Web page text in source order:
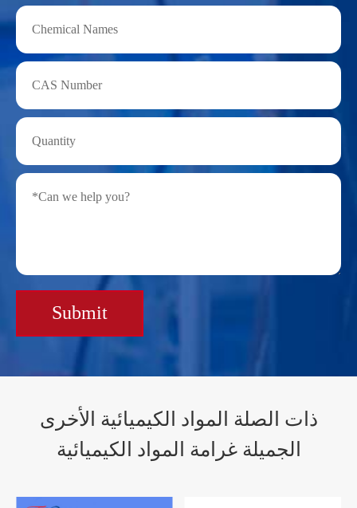
Submit
ذات الصلة المواد الكيميائية الأخرى
الجميلة غرامة المواد الكيميائية